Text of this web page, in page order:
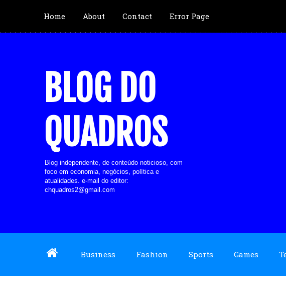
Home About Contact Error Page
BLOG DO
QUADROS
Blog independente, de conteúdo noticioso, com
foco em economia, negócios, política e
atualidades. e-mail do editor:
chquadros2@gmail.com
Business Fashion Sports Games